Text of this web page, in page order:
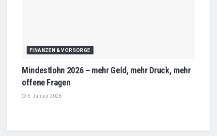
FINANZEN & VORSORGE
Mindestlohn 2026 – mehr Geld, mehr Druck, mehr
offene Fragen
6. Januar 2026